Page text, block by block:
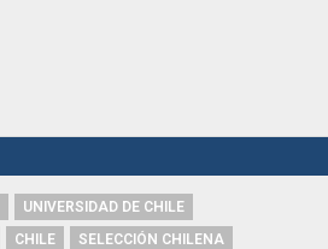
UNIVERSIDAD DE CHILE
CHILE
SELECCIÓN CHILENA